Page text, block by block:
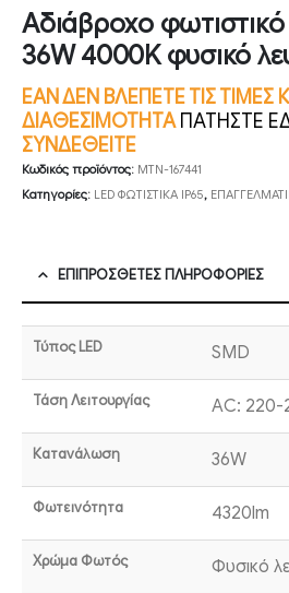
Αδιάβροχο φωτιστικό
36W 4000K φυσικό
ΕΑΝ ΔΕΝ ΒΛΕΠΕΤΕ ΤΙΣ ΤΙΜΕΣ
ΔΙΑΘΕΣΙΜΟΤΗΤΑ ΠΑΤΗΣΤΕ
ΣΥΝΔΕΘΕΙΤΕ
Κωδικός προϊόντος: MTN-167441
Κατηγορίες: LED ΦΩΤΙΣΤΙΚΑ IP65,
ΕΠΙΠΡΌΣΘΕΤΕΣ ΠΛΗΡΟΦΟΡΊΕΣ
Τύπος LED SMD
Τάση Λειτουργίας AC: 220-
Κατανάλωση 36W
Φωτεινότητα 4320lm
Χρώμα Φωτός Φυσικό